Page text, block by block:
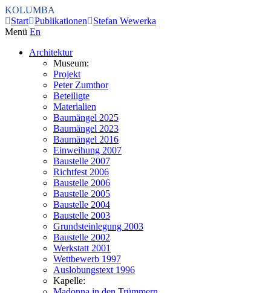
KOLUMBA
Start Publikationen
Stefan Wewerka
Menü En
Architektur
Museum:
Projekt
Peter Zumthor
Beteiligte
Materialien
Baumängel 2025
Baumängel 2023
Baumängel 2016
Einweihung 2007
Baustelle 2007
Richtfest 2006
Baustelle 2006
Baustelle 2005
Baustelle 2004
Baustelle 2003
Grundsteinlegung 2003
Baustelle 2002
Werkstatt 2001
Wettbewerb 1997
Auslobungstext 1996
Kapelle: